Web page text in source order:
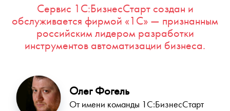
Сервис 1С:БизнесСтарт создан и
обслуживается фирмой «1С» — признанным
российским лидером разработки
инструментов автоматизации бизнеса.
Олег Фогель
От имени команды 1С:БизнесСтарт